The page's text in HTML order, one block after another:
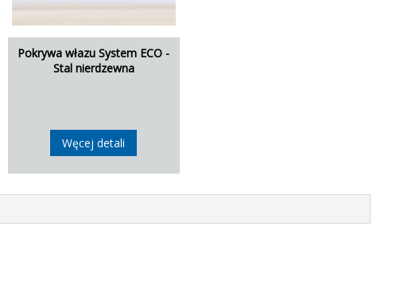
Pokrywa włazu System ECO -
Stal nierdzewna
Węcej detali